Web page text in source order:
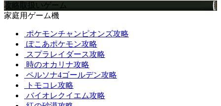
攻略取扱いゲーム
家庭用ゲーム機
ポケモンチャンピオンズ攻略
ぽこあポケモン攻略
スプラレイダース攻略
時のオカリナ攻略
ペルソナ4ゴールデン攻略
トモコレ攻略
バイオレクイエム攻略